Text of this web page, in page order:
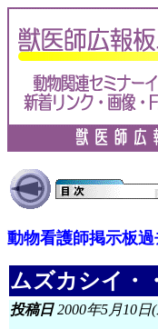
動物看護師掲示板
ムズカシイ・
投稿日2000年5月10日(